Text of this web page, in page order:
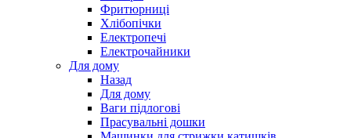
Фритюрниці
Хлібопічки
Електропечі
Електрочайники
Для дому
Назад
Для дому
Ваги підлогові
Прасувальні дошки